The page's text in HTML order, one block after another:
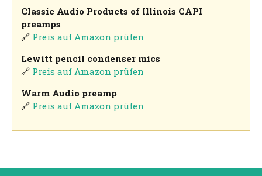
Classic Audio Products of Illinois CAPI
preamps
🔗 Preis auf Amazon prüfen
Lewitt pencil condenser mics
🔗 Preis auf Amazon prüfen
Warm Audio preamp
🔗 Preis auf Amazon prüfen